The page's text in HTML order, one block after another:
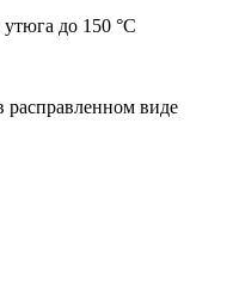
до 150 °C
расправленном виде